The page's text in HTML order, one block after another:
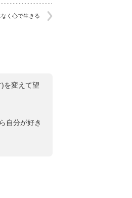
く心で生きる
を変えて望
自分が好き